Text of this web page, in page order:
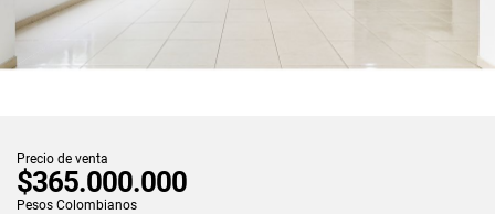
Precio de venta
$365.000.000
Pesos Colombianos